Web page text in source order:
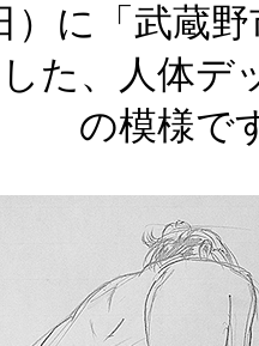
）に「武蔵
た、人体デ
の模様で